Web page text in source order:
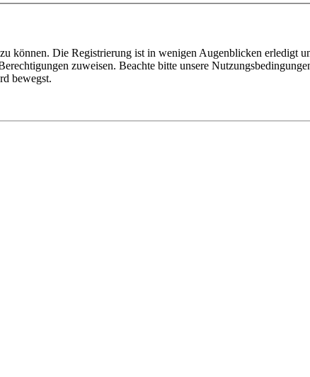
können. Die Registrierung ist in wenigen Augenblicken erledigt
zuweisen. Beachte bitte unsere
bewegst.